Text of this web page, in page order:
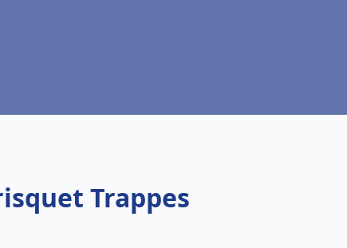
Trappes